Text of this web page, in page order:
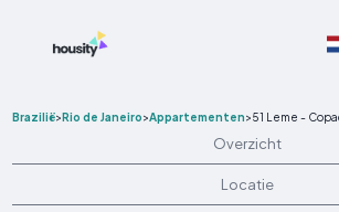
Brazilië>Rio de Janeiro>Appartementen>51 Leme -
Overzicht
Locatie